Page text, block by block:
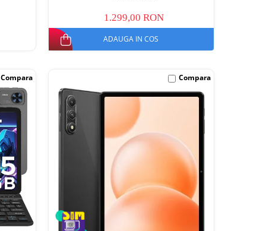
1.299,00 RON
ADAUGA IN COS
Compara Compara